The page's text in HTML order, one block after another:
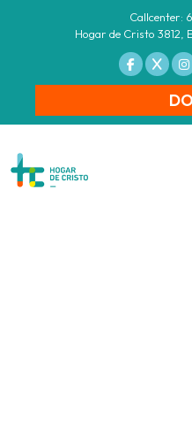
Callcenter:
Hogar de Cristo 3812,